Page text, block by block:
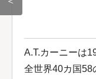
A.T.カーニーは
全世界40カ国58